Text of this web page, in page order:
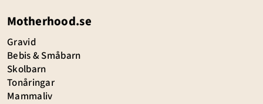
Motherhood.se
Gravid
Bebis & Småbarn
Skolbarn
Tonåringar
Mammaliv